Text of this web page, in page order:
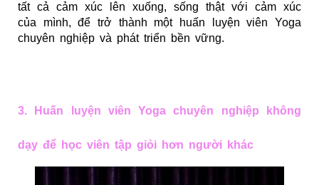
tất cả cảm xúc lên xuống, sống thật với cảm xúc
của mình, để trở thành một huấn luyện viên Yoga
chuyên nghiệp và phát triển bền vững.
3. Huấn luyện viên Yoga chuyên nghiệp không
dạy để học viên tập giỏi hơn người khác